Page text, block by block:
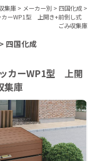
集庫> メーカー別 > 四国化成>
ーWP1型 上開き+前倒し式
ごみ収集庫
四国化成
カーWP1型 上開
集庫